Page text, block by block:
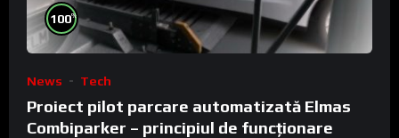
100%
News Tech
Proiect pilot parcare automatizată Elmas
Combiparker – principiul de funcționare